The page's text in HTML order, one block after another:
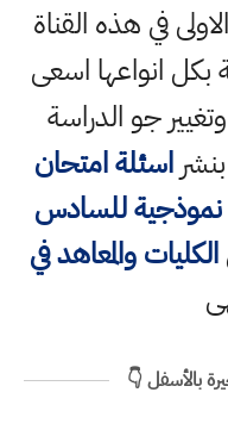
في هذه القناة
بكل انواعها اسعى
جو الدراسة
اسئلة امتحان
نموذجية للسادس
الكليات والمعاهد في
بالأسفل 👇